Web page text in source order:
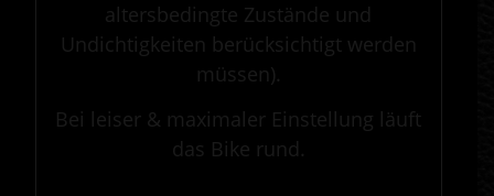
altersbedingte Zustände und
Undichtigkeiten berücksichtigt werden
müssen).
Bei leiser & maximaler Einstellung läuft
das Bike rund.